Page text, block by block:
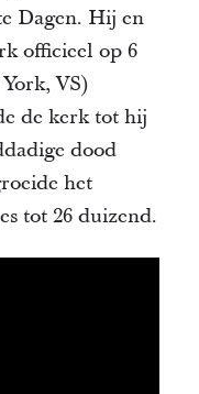
Dagen. Hij en
officieel op 6
VS)
de kerk tot hij
dood
het
tot 26 duizend.